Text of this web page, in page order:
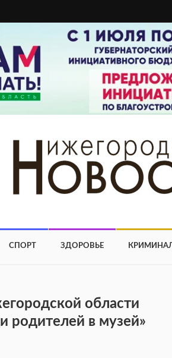
СПОРТ ЗДОРОВЬЕ КРИМИНАЛ
области
родителей в музей»